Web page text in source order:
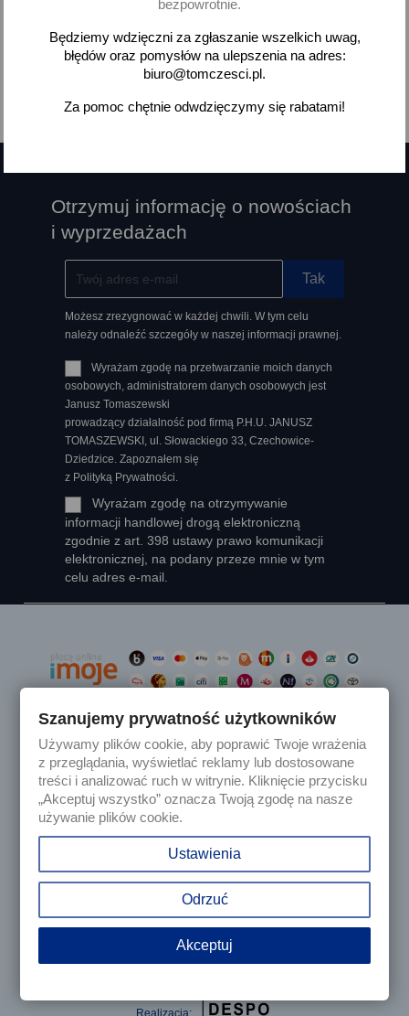
Pokazano 1-3 z 3 pozycji
Powrót do góry
Otrzymuj informację o nowościach
i wyprzedażach
Możesz zrezygnować w każdej chwili. W tym celu
należy odnaleźć szczegóły w naszej informacji prawnej.
Wyrażam zgodę na przetwarzanie moich danych
osobowych, administratorem danych osobowych jest
Janusz Tomaszewski
prowadzący działalność pod firmą P.H.U. JANUSZ
TOMASZEWSKI, ul. Słowackiego 33, Czechowice-
Dziedzice. Zapoznałem się
z Polityką Prywatności.
Wyrażam zgodę na otrzymywanie
informacji handlowej drogą elektroniczną
zgodnie z art. 398 ustawy prawo komunikacji
elektronicznej, na podany przeze mnie w tym
celu adres e-mail.
Produkty 
Nasza firma 
© 2025 - Sklep internetowy Tomczesci.pl. Wszelkie prawa
Realizacja:
Szanujemy prywatność użytkowników
Używamy plików cookie, aby poprawić Twoje wrażenia
z przeglądania, wyświetlać reklamy lub dostosowane
treści i analizować ruch w witrynie. Kliknięcie przycisku
„Akceptuj wszystko” oznacza Twoją zgodę na nasze
używanie plików cookie.
Ustawienia
Odrzuć
Akceptuj
bezpowrotnie.
Będziemy wdzięczni za zgłaszanie wszelkich uwag,
błędów oraz pomysłów na ulepszenia na adres:
biuro@tomczesci.pl.
Za pomoc chętnie odwdzięczymy się rabatami!